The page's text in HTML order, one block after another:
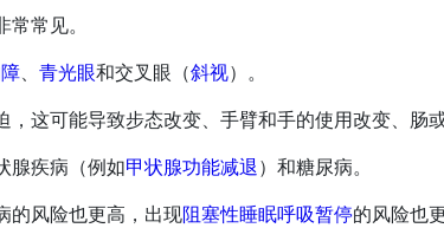
常常见。
、青光眼和交叉眼（斜视）。
这可能导致步态改变、手臂和手的使用改变、肠
腺疾病（例如甲状腺功能减退）和糖尿病。
的风险也更高，出现阻塞性睡眠呼吸暂停的风险也更